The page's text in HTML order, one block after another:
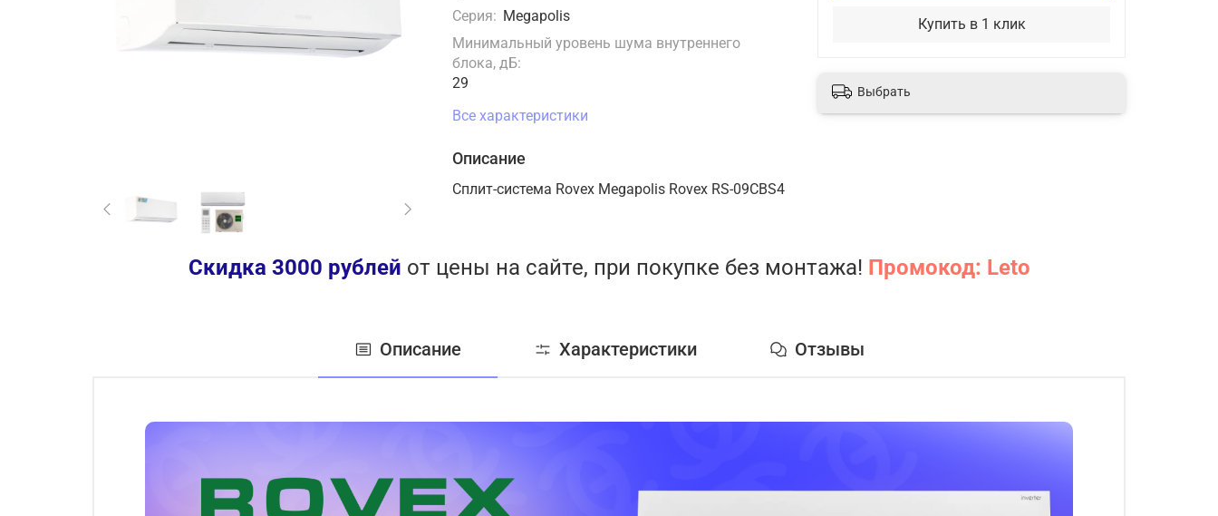
Серия: Megapolis
Минимальный уровень шума внутреннего
блока, дБ:
29
Все характеристики
Описание
Сплит-система Rovex Megapolis Rovex RS-09CBS4
Купить в 1 клик
Выбрать
Скидка 3000 рублей от цены на сайте, при покупке без монтажа! Промокод: Leto
Описание Характеристики Отзывы